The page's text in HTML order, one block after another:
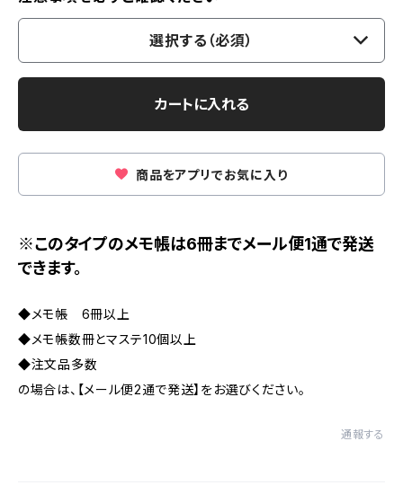
選択する（必須）
カートに入れる
商品をアプリでお気に入り
※このタイプのメモ帳は6冊までメール便1通で発送
できます。
◆メモ帳 6冊以上
◆メモ帳数冊とマステ10個以上
◆注文品多数
の場合は、【メール便2通で発送】をお選びください。
通報する